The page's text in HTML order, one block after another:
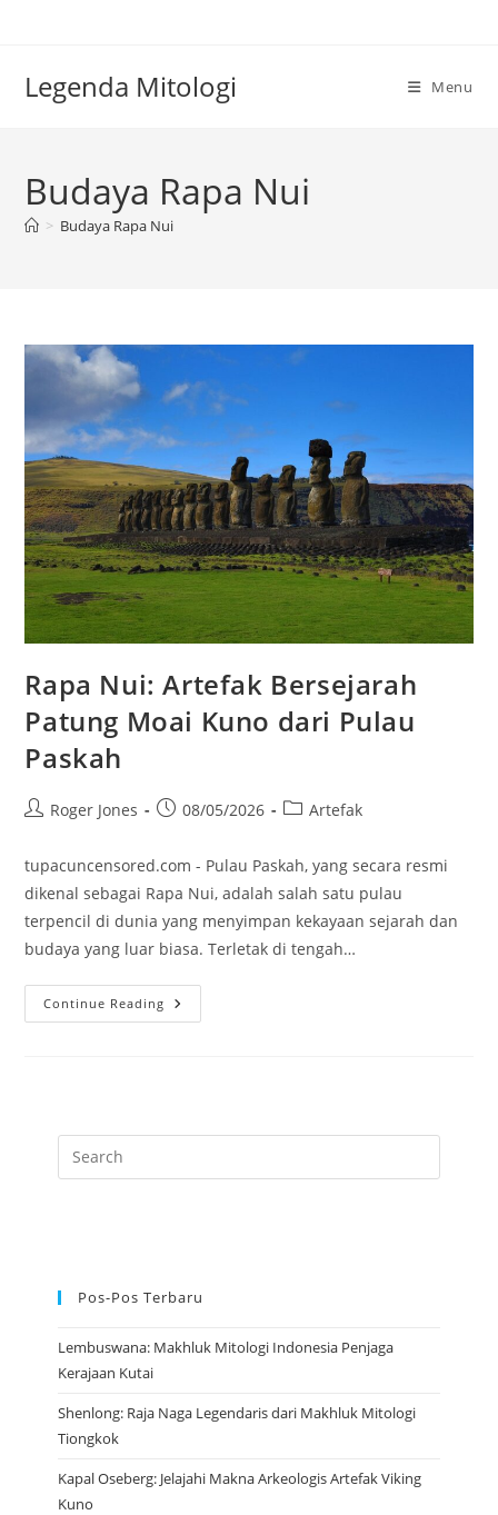
Legenda Mitologi Menu
Budaya Rapa Nui
> Budaya Rapa Nui
Rapa Nui: Artefak Bersejarah
Patung Moai Kuno dari Pulau
Paskah
PostRoger Jones
Post08/05/2026
PostArtefak
tupacuncensored.com - Pulau Paskah, yang secara resmi
dikenal sebagai Rapa Nui, adalah salah satu pulau
terpencil di dunia yang menyimpan kekayaan sejarah dan
budaya yang luar biasa. Terletak di tengah…
Continue Reading Rapa
Nui:
Paskah
Pos-Pos Terbaru
Lembuswana: Makhluk Mitologi Indonesia Penjaga
Kerajaan Kutai
Shenlong: Raja Naga Legendaris dari Makhluk Mitologi
Tiongkok
Kapal Oseberg: Jelajahi Makna Arkeologis Artefak Viking
Kuno